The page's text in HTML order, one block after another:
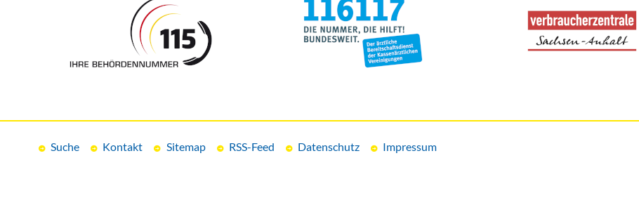
Suche Kontakt Sitemap RSS-Feed Datenschutz Impressum